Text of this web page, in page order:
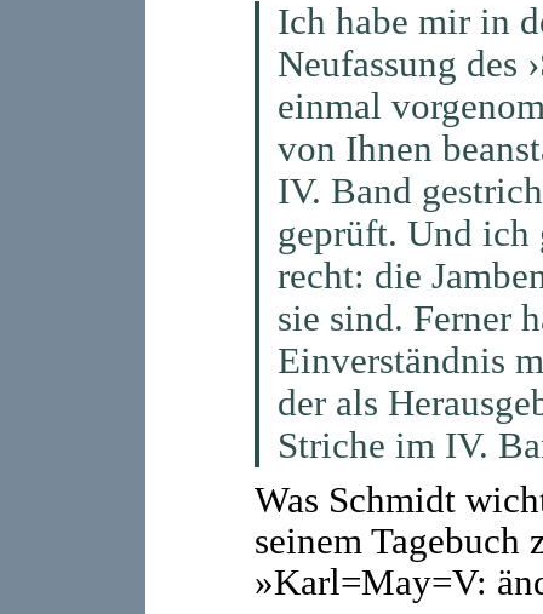
Ich habe mir in
Neufassung des
einmal
von Ihnen
IV. Band
geprüft. Und ich
recht: die
sie sind. Ferner
Einverständnis
der als
Striche im IV.
Was Schmidt
seinem Tagebuch
»Karl=May=V: